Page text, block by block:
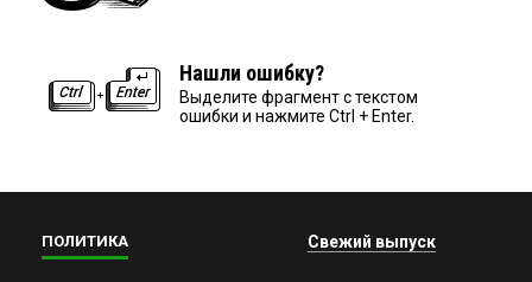
Нашли ошибку?
Выделите фрагмент с текстом
ошибки и нажмите Ctrl + Enter.
ПОЛИТИКА Свежий выпуск